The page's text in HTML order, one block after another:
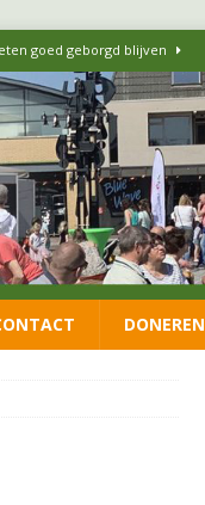
goed geborgd blijven
schaf het
Sociaal Domein
behoud van karakter’
DONEREN